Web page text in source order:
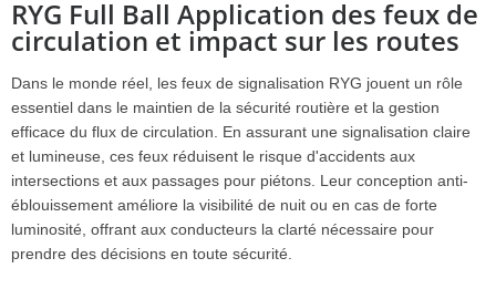
RYG Full Ball Application des feux de
circulation et impact sur les routes
Dans le monde réel, les feux de signalisation RYG jouent un rôle
essentiel dans le maintien de la sécurité routière et la gestion
efficace du flux de circulation. En assurant une signalisation claire
et lumineuse, ces feux réduisent le risque d'accidents aux
intersections et aux passages pour piétons. Leur conception anti-
éblouissement améliore la visibilité de nuit ou en cas de forte
luminosité, offrant aux conducteurs la clarté nécessaire pour
prendre des décisions en toute sécurité.